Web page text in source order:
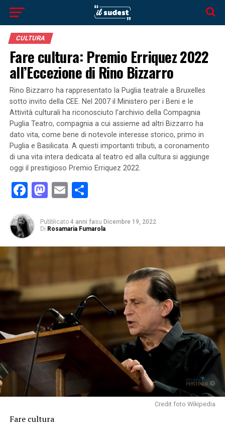
CULTURA
Fare cultura: Premio Erriquez 2022
all’Eccezione di Rino Bizzarro
Rino Bizzarro ha rappresentato la Puglia teatrale a Bruxelles
sotto invito della CEE. Nel 2007 il Ministero per i Beni e le
Attività culturali ha riconosciuto l’archivio della Compagnia
Puglia Teatro, compagnia a cui assieme ad altri Bizzarro ha
dato vita, come bene di notevole interesse storico, primo in
Puglia e Basilicata. A questi importanti tributi, a coronamento
di una vita intera dedicata al teatro ed alla cultura si aggiunge
oggi il prestigioso Premio Erriquez 2022.
Facebook
Mastodon
EmailCondividi
Pubblicato 4 anni fasu Dicembre 19, 2022
Di Rosamaria Fumarola
Credit foto Wikipedia
Fare cultura